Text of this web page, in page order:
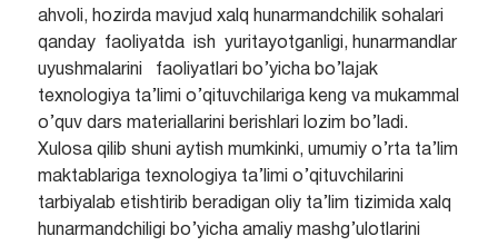
ahvoli, hozirda mavjud xalq hunarmandchilik sohalari
qanday faoliyatda ish yuritayotganligi, hunarmandlar
uyushmalarini faoliyatlari bo’yicha bo’lajak
texnologiya ta’limi o’qituvchilariga keng va mukammal
o’quv dars materiallarini berishlari lozim bo’ladi.
Xulosa qilib shuni aytish mumkinki, umumiy o’rta ta’lim
maktablariga texnologiya ta’limi o’qituvchilarini
tarbiyalab etishtirib beradigan oliy ta’lim tizimida xalq
hunarmandchiligi bo’yicha amaliy mashg’ulotlarini